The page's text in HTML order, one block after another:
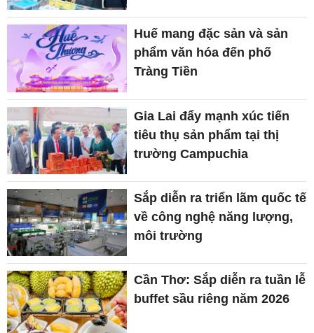
Huế mang đặc sản và sản
phẩm văn hóa đến phố
Tràng Tiền
Gia Lai đẩy mạnh xúc tiến
tiêu thụ sản phẩm tại thị
trường Campuchia
Sắp diễn ra triển lãm quốc tế
về công nghệ năng lượng,
môi trường
Cần Thơ: Sắp diễn ra tuần lễ
buffet sầu riêng năm 2026